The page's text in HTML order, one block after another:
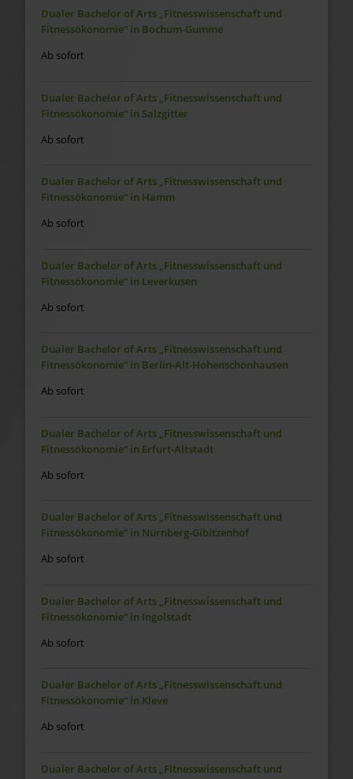
Dualer Bachelor of Arts „Fitnesswissenschaft und
Fitnessökonomie“ in Bochum-Gumme
Ab sofort
Dualer Bachelor of Arts „Fitnesswissenschaft und
Fitnessökonomie“ in Salzgitter
Ab sofort
Dualer Bachelor of Arts „Fitnesswissenschaft und
Fitnessökonomie“ in Hamm
Ab sofort
Dualer Bachelor of Arts „Fitnesswissenschaft und
Fitnessökonomie“ in Leverkusen
Ab sofort
Dualer Bachelor of Arts „Fitnesswissenschaft und
Fitnessökonomie“ in Berlin-Alt-Hohenschönhausen
Ab sofort
Dualer Bachelor of Arts „Fitnesswissenschaft und
Fitnessökonomie“ in Erfurt-Altstadt
Ab sofort
Dualer Bachelor of Arts „Fitnesswissenschaft und
Fitnessökonomie“ in Nürnberg-Gibitzenhof
Ab sofort
Dualer Bachelor of Arts „Fitnesswissenschaft und
Fitnessökonomie“ in Ingolstadt
Ab sofort
Dualer Bachelor of Arts „Fitnesswissenschaft und
Fitnessökonomie“ in Kleve
Ab sofort
Dualer Bachelor of Arts „Fitnesswissenschaft und